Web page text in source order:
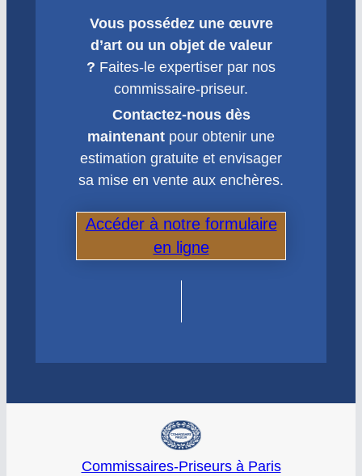
Vous possédez une œuvre
d’art ou un objet de valeur
? Faites-le expertiser par nos
commissaire-priseur.
Contactez-nous dès
maintenant pour obtenir une
estimation gratuite et envisager
sa mise en vente aux enchères.
Accéder à notre formulaire
en ligne
Commissaires-Priseurs à Paris